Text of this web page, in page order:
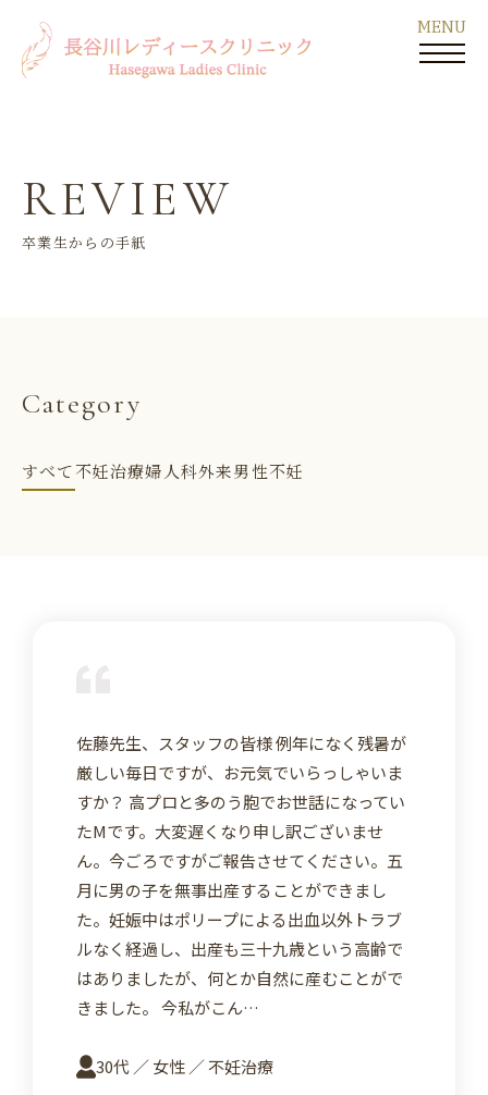
REVIEW
卒業生からの手紙
Category
すべて不妊治療婦人科外来男性不妊
佐藤先生、スタッフの皆様 例年になく残暑が
厳しい毎日ですが、お元気でいらっしゃいま
すか？ 高プロと多のう胞でお世話になってい
たMです。大変遅くなり申し訳ございませ
ん。今ごろですがご報告させてください。五
月に男の子を無事出産することができまし
た。妊娠中はポリープによる出血以外トラブ
ルなく経過し、出産も三十九歳という高齢で
はありましたが、何とか自然に産むことがで
きました。 今私がこん…
30代 ／ 女性 ／ 不妊治療